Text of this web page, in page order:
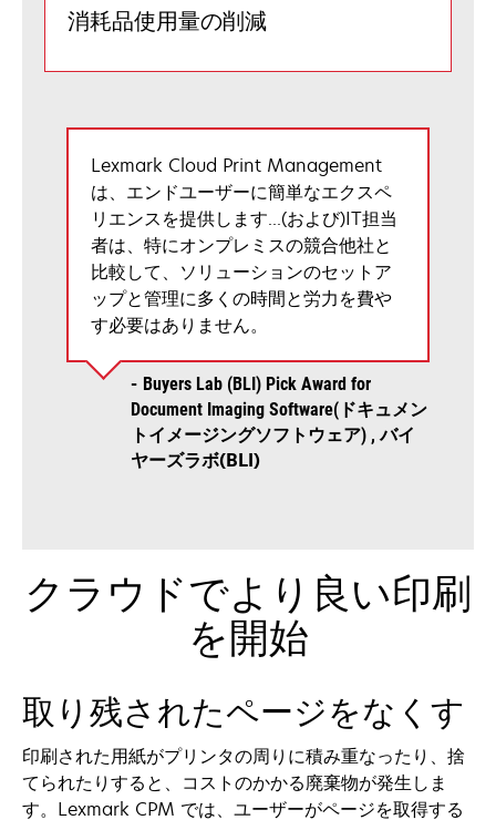
消耗品使用量の削減
Lexmark Cloud Print Management
は、エンドユーザーに簡単なエクスペ
リエンスを提供します...(および)IT担当
者は、特にオンプレミスの競合他社と
比較して、ソリューションのセットア
ップと管理に多くの時間と労力を費や
す必要はありません。
Buyers Lab (BLI) Pick Award for
Document Imaging Software(ドキュメン
トイメージングソフトウェア)
バイ
ヤーズラボ(BLI)
クラウドでより良い印刷
を開始
取り残されたページをなくす
印刷された用紙がプリンタの周りに積み重なったり、捨
てられたりすると、コストのかかる廃棄物が発生しま
す。Lexmark CPM では、ユーザーがページを取得する